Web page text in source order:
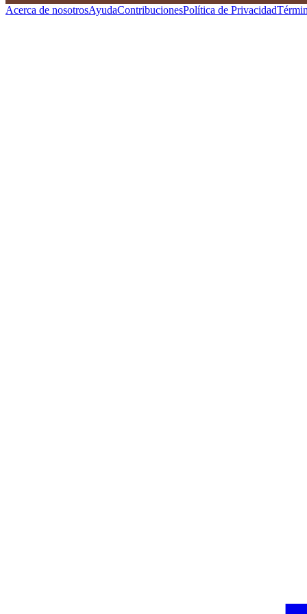
Acerca de nosotrosAyudaContribucionesPolítica de Privacidad